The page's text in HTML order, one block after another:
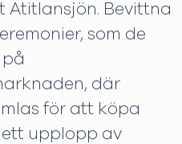
Atitlansjön. Bevittna
som de
där
för att köpa
upplopp av